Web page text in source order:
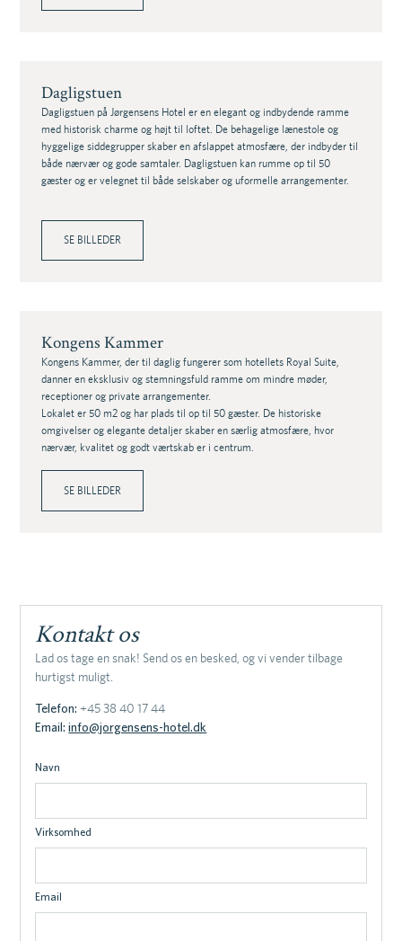
Dagligstuen
Dagligstuen på Jørgensens Hotel er en elegant og indbydende ramme
med historisk charme og højt til loftet. De behagelige lænestole og
hyggelige siddegrupper skaber en afslappet atmosfære, der indbyder til
både nærvær og gode samtaler. Dagligstuen kan rumme op til 50
gæster og er velegnet til både selskaber og uformelle arrangementer.
SE BILLEDER
Kongens Kammer
Kongens Kammer, der til daglig fungerer som hotellets Royal Suite,
danner en eksklusiv og stemningsfuld ramme om mindre møder,
receptioner og private arrangementer.
Lokalet er 50 m2 og har plads til op til 50 gæster. De historiske
omgivelser og elegante detaljer skaber en særlig atmosfære, hvor
nærvær, kvalitet og godt værtskab er i centrum.
SE BILLEDER
Kontakt os
Lad os tage en snak! Send os en besked, og vi vender tilbage
hurtigst muligt.
Telefon: +45 38 40 17 44
Email: info@jorgensens-hotel.dk
Navn
Virksomhed
Email